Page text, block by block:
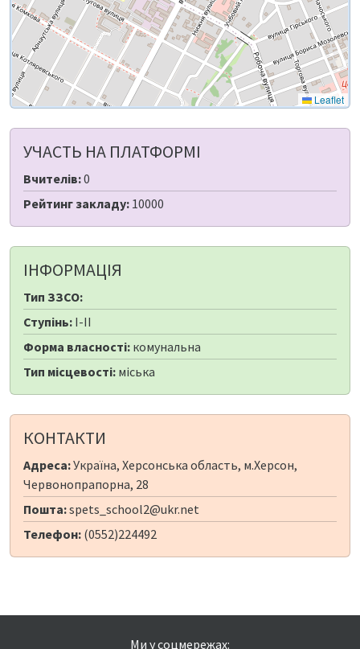
Leaflet
УЧАСТЬ НА ПЛАТФОРМІ
Вчителів:0
Рейтинг закладу: 10000
ІНФОРМАЦІЯ
Тип ЗЗСО:
Ступінь: I-II
Форма власності: комунальна
Тип місцевості: міська
КОНТАКТИ
Адреса:Україна, Херсонська область, м.Херсон,
Червонопрапорна, 28
Пошта:spets_school2@ukr.net
Телефон: (0552)224492
Ми у соцмережах: